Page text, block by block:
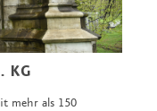
KG
mehr als 150